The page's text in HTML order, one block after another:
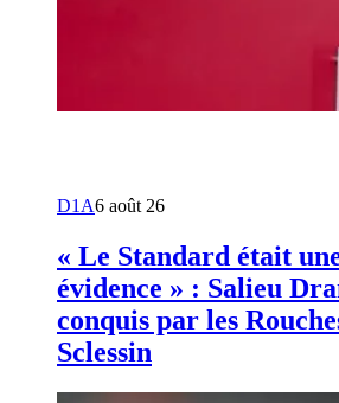
D1A6 août 26
« Le Standard était
évidence » : Salieu
conquis par les
Sclessin